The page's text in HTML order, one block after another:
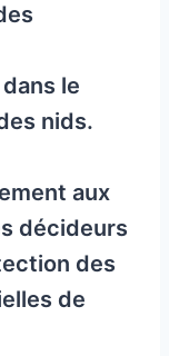
le
nids.
aux
décideurs
des
de